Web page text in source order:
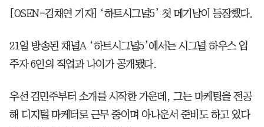
[OSEN=김채연 기자] ‘하트시그널5’ 첫 메기남이 등장했다.
21일 방송된 채널A ‘하트시그널5’에서는 시그널 하우스 입
주자 6인의 직업과 나이가 공개됐다.
우선 김민주부터 소개를 시작한 가운데, 그는 마케팅을 전공
해 디지털 마케터로 근무 중이며 아나운서 준비도 하고 있다